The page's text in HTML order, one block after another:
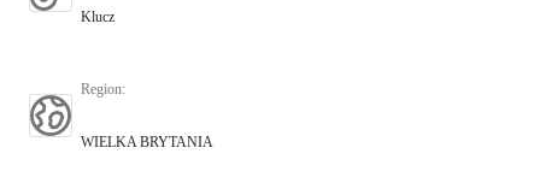
Klucz
Region:
WIELKA BRYTANIA